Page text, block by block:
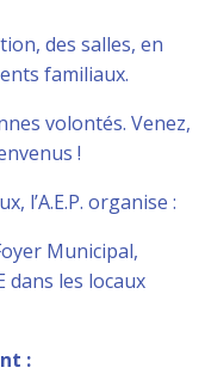
des salles, en
familiaux.
volontés. Venez,
!
l’A.E.P. organise :
Municipal,
dans les locaux
: